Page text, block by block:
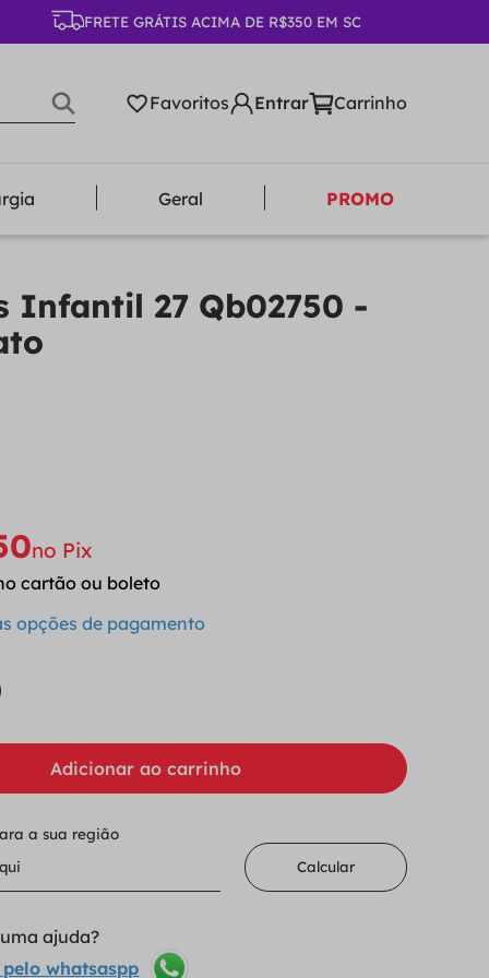
FRETE GRÁTIS ACIMA DE R$350 EM SC
Favoritos
Geral PROMO
Infantil 27 Qb02750 -
no Pix
cartão ou boleto
opções de pagamento
Adicionar ao carrinho
a sua região
Calcular
ajuda?
whatsaspp